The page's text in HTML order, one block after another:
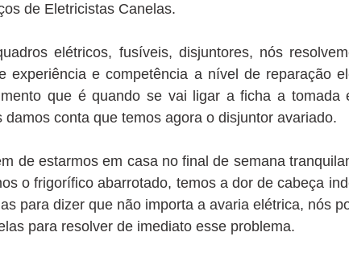
de Eletricistas Canelas.
elétricos, fusíveis, disjuntores, nós
experiência e competência a nível de reparação
que é quando se vai ligar a ficha a
damos conta que temos agora o disjuntor avariado.
de estarmos em casa no final de semana
o frigorífico abarrotado, temos a dor de cabeça
para dizer que não importa a avaria elétrica, nós
para resolver de imediato esse problema.